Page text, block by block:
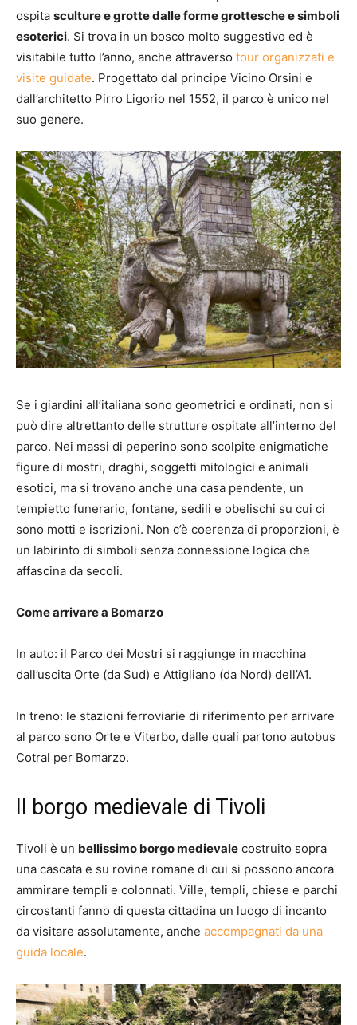
ospita sculture e grotte dalle forme grottesche e simboli
esoterici. Si trova in un bosco molto suggestivo ed è
visitabile tutto l’anno, anche attraverso tour organizzati e
visite guidate. Progettato dal principe Vicino Orsini e
dall’architetto Pirro Ligorio nel 1552, iI parco è unico nel
suo genere.
Se i giardini all’italiana sono geometrici e ordinati, non si
può dire altrettanto delle strutture ospitate all’interno del
parco. Nei massi di peperino sono scolpite enigmatiche
figure di mostri, draghi, soggetti mitologici e animali
esotici, ma si trovano anche una casa pendente, un
tempietto funerario, fontane, sedili e obelischi su cui ci
sono motti e iscrizioni. Non c’è coerenza di proporzioni, è
un labirinto di simboli senza connessione logica che
affascina da secoli.
Come arrivare a Bomarzo
In auto: il Parco dei Mostri si raggiunge in macchina
dall’uscita Orte (da Sud) e Attigliano (da Nord) dell’A1.
In treno: le stazioni ferroviarie di riferimento per arrivare
al parco sono Orte e Viterbo, dalle quali partono autobus
Cotral per Bomarzo.
Il borgo medievale di Tivoli
Tivoli è un bellissimo borgo medievale costruito sopra
una cascata e su rovine romane di cui si possono ancora
ammirare templi e colonnati. Ville, templi, chiese e parchi
circostanti fanno di questa cittadina un luogo di incanto
da visitare assolutamente, anche accompagnati da una
guida locale.